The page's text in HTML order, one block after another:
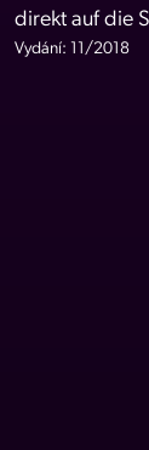
direkt auf die
Vydání: 11/2018